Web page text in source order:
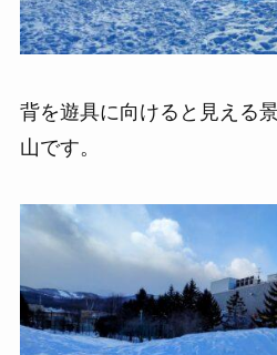
背を遊具に向けると見える
山です。